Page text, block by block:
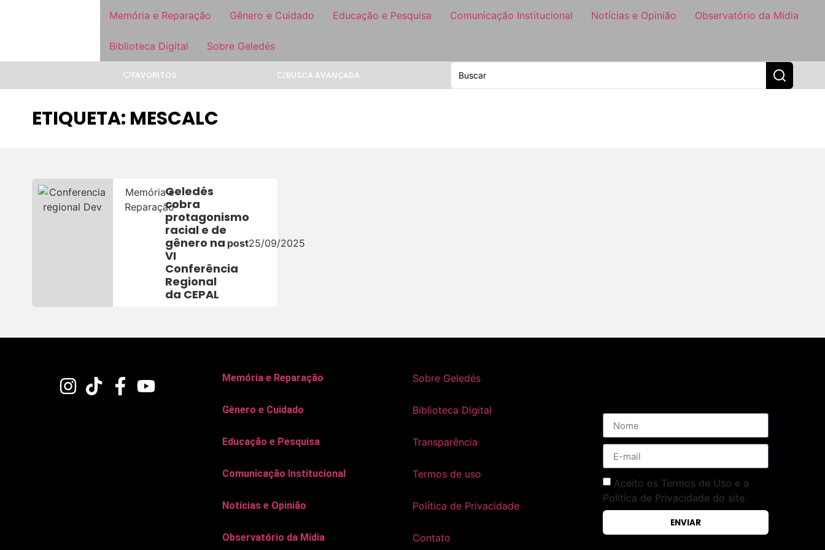
Memória e Reparação Gênero e Cuidado Educação e Pesquisa Comunicação Institucional Notícias e Opinião Observatório da Mídia
Biblioteca Digital Sobre Geledés
FAVORITOS BUSCA AVANÇADA
ETIQUETA: MESCALC
Memória e
Reparação
Geledés
cobra
protagonismo
racial e de
gênero na
VI
Conferência
Regional
da CEPAL
post25/09/2025
Memória e Reparação
Gênero e Cuidado
Educação e Pesquisa
Comunicação Institucional
Notícias e Opinião
Observatório da Mídia
Sobre Geledés
Biblioteca Digital
Transparência
Termos de uso
Política de Privacidade
Contato
Aceito os Termos de Uso e a
Política de Privacidade do site.
ENVIAR